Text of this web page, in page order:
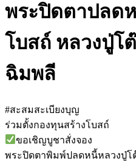
พระปิดตาปลด
โบสถ์ หลวงปู่โ
ฉิมพลี
#สะสมสะเบียงบุญ
ร่วมตั้งกองทุนสร้างโบสถ์
ขอเชิญบูชาสั่งจอง
พระปิดตาพิมพ์ปลดหนี้หลวงปู่โ